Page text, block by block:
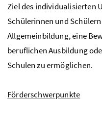
Ziel des individualisierten
Schülerinnen und
Allgemeinbildung, eine
beruflichen Ausbildung
Schulen zu ermöglichen.
Förderschwerpunkte